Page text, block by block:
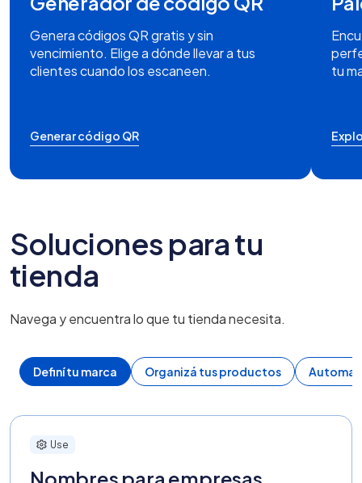
Genera códigos QR gratis y sin
vencimiento. Elige a dónde llevar a tus
clientes cuando los escaneen.
Generar código QR
tu
Soluciones para tu
tienda
Navega y encuentra lo que tu tienda necesita.
Definí tu marca Organizá tus productos
Use